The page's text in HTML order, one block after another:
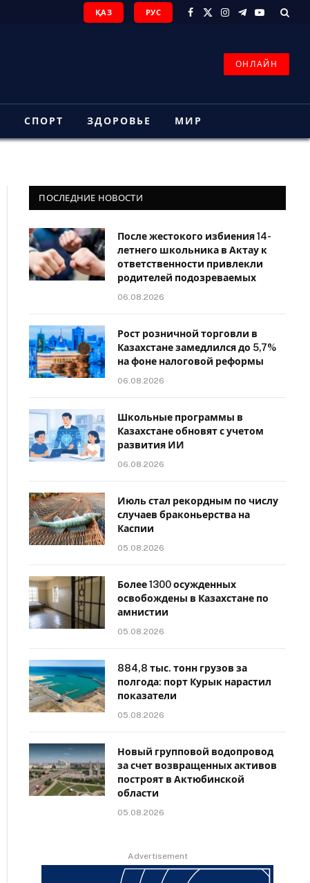
ҚАЗ РУС
Facebook
X
Instagram
Telegram
YouTube
ОНЛАЙН
СПОРТ ЗДОРОВЬЕ МИР
ПОСЛЕДНИЕ НОВОСТИ
После жестокого избиения 14-
летнего школьника в Актау к
ответственности привлекли
родителей подозреваемых
06.08.2026
Рост розничной торговли в
Казахстане замедлился до 5,7%
на фоне налоговой реформы
06.08.2026
Школьные программы в
Казахстане обновят с учетом
развития ИИ
06.08.2026
Июль стал рекордным по числу
случаев браконьерства на
Каспии
05.08.2026
Более 1300 осужденных
освобождены в Казахстане по
амнистии
05.08.2026
884,8 тыс. тонн грузов за
полгода: порт Курык нарастил
показатели
05.08.2026
Новый групповой водопровод
за счет возвращенных активов
построят в Актюбинской
области
05.08.2026
Advertisement